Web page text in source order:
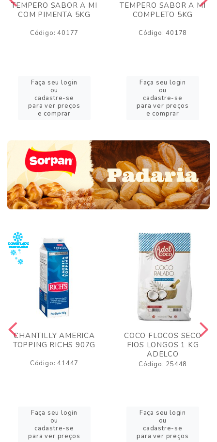
TEMPERO SABOR A MI
COM PIMENTA 5KG
Código: 40177
Faça seu login
ou
cadastre-se
para ver preços
e comprar
TEMPERO SABOR A MI
COMPLETO 5KG
Código: 40178
Faça seu login
ou
cadastre-se
para ver preços
e comprar
CHANTILLY AMERICA
TOPPING RICHS 907G
Código: 41447
Faça seu login
ou
cadastre-se
para ver preços
COCO FLOCOS SECO
FIOS LONGOS 1 KG
ADELCO
Código: 25448
Faça seu login
ou
cadastre-se
para ver preços